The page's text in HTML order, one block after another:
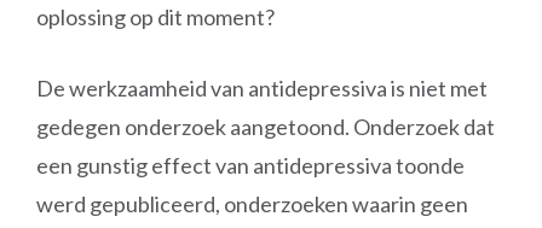
oplossing op dit moment?
De werkzaamheid van antidepressiva is niet met
gedegen onderzoek aangetoond. Onderzoek dat
een gunstig effect van antidepressiva toonde
werd gepubliceerd, onderzoeken waarin geen